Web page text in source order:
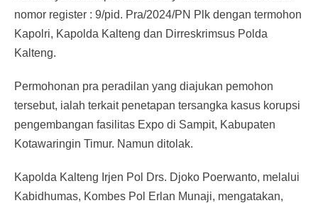
nomor register : 9/pid. Pra/2024/PN Plk dengan termohon
Kapolri, Kapolda Kalteng dan Dirreskrimsus Polda
Kalteng.
Permohonan pra peradilan yang diajukan pemohon
tersebut, ialah terkait penetapan tersangka kasus korupsi
pengembangan fasilitas Expo di Sampit, Kabupaten
Kotawaringin Timur. Namun ditolak.
Kapolda Kalteng Irjen Pol Drs. Djoko Poerwanto, melalui
Kabidhumas, Kombes Pol Erlan Munaji, mengatakan,